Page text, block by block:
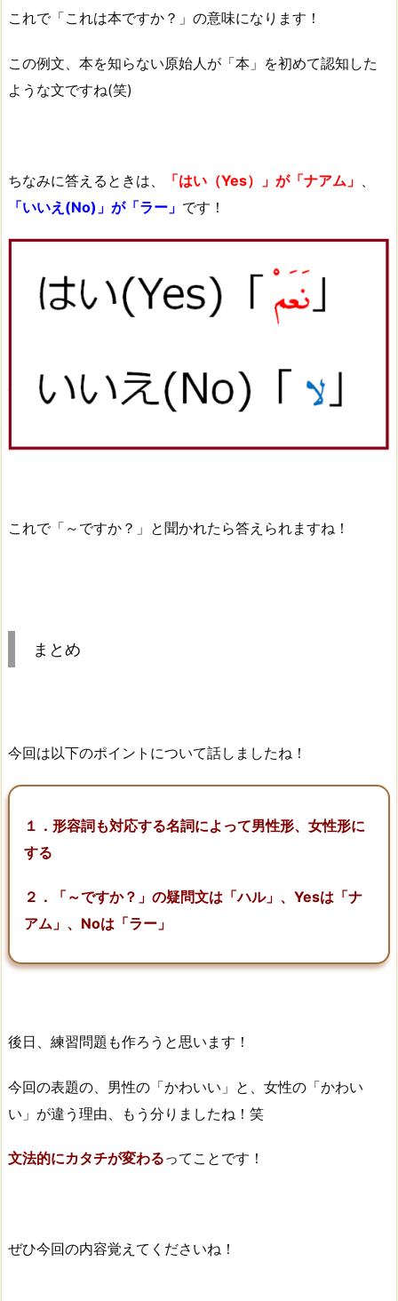
これで「これは本ですか？」の意味になります！
この例文、本を知らない原始人が「本」を初めて認知した
ような文ですね(笑)
ちなみに答えるときは、 「はい（Yes）」が「ナアム」
「いいえ(No)」が「ラー」 です！
これで「～ですか？」と聞かれたら答えられますね！
まとめ
今回は以下のポイントについて話しましたね！
１．形容詞も対応する名詞によって男性形、女性形に
する
２．「～ですか？」の疑問文は「ハル」、Yesは「ナ
アム」、Noは「ラー」
後日、練習問題も作ろうと思います！
今回の表題の、男性の「かわいい」と、女性の「かわい
い」が違う理由、もう分りましたね！笑
文法的にカタチが変わるってことです！
ぜひ今回の内容覚えてくださいね！